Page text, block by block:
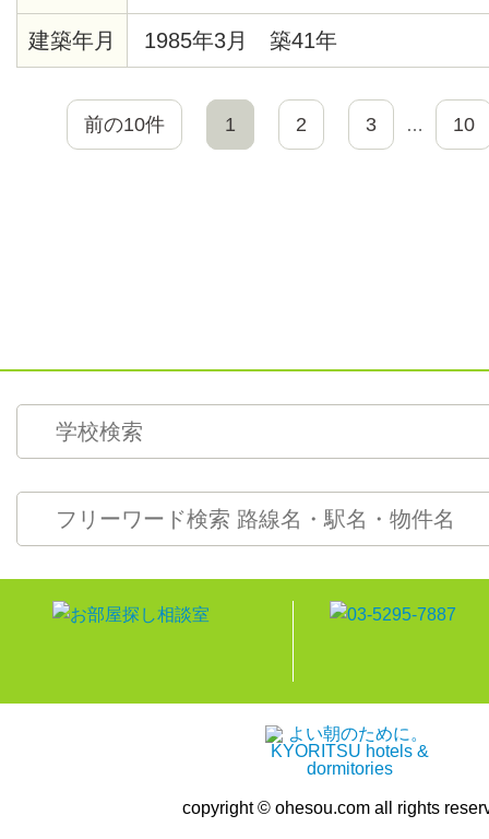
建築年月 1985年3月 築41年
前の10件 1 2 3 … 10
copyright © ohesou.com all rights